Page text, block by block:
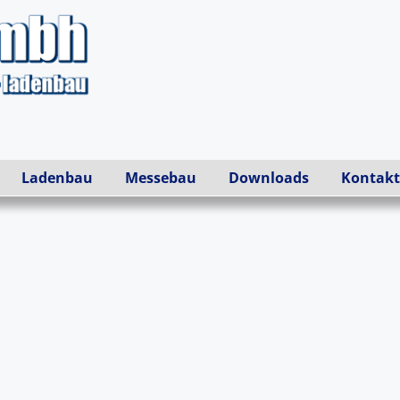
Ladenbau Messebau Downloads Kontakt